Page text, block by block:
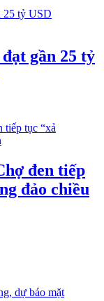
gần 25 tỷ
đen tiếp
đảo chiều